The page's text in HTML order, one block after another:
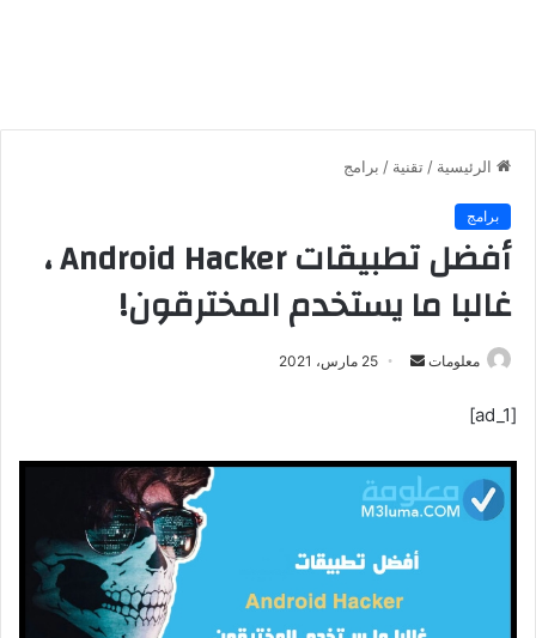
الرئيسية / تقنية / برامج
برامج
أفضل تطبيقات Android Hacker ،
غالبا ما يستخدم المخترقون!
معلومات
ر
د
25 مارس، 2021
[ad_1]